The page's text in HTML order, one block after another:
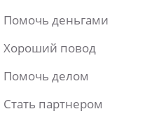
Помочь деньгами
Хороший повод
Помочь делом
Стать партнером